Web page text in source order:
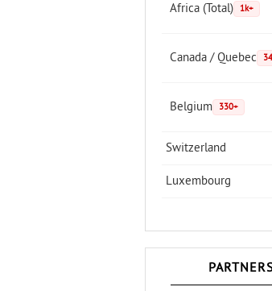
Africa (Total) 1k+
Canada / Quebec
Belgium 330+
Switzerland
Luxembourg